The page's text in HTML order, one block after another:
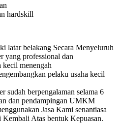
hardskill
latar belakang Secara Menyeluruh
yang professional dan
kecil menengah
pelaku usaha kecil
sudah berpengalaman selama 6
dan pendampingan UMKM
Jasa Kami senantiasa
Kembali Atas bentuk Kepuasan.